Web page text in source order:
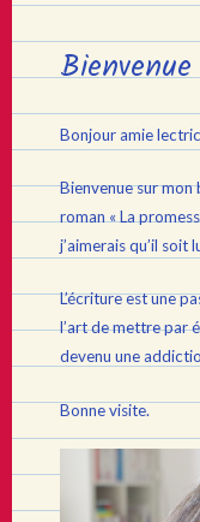
Bonjour amie
Bienvenue sur mon
roman « La
j’aimerais qu’il soit
L’écriture est une
l’art de mettre par
devenu une
Bonne visite.